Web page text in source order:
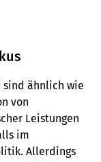
sind ähnlich wie
von
Leistungen
im
Allerdings